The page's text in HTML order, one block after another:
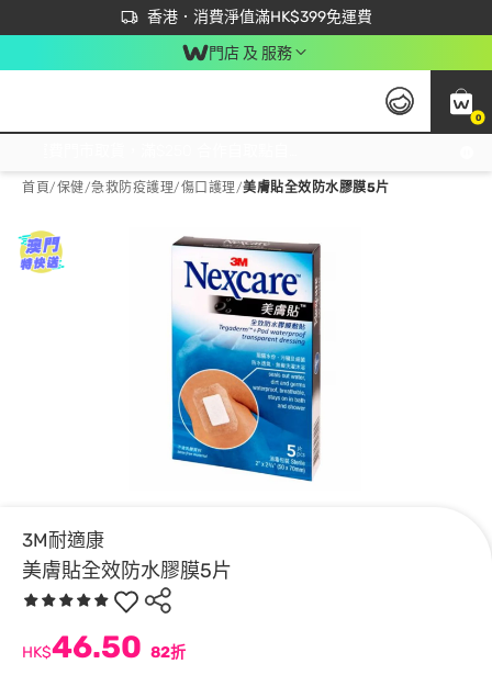
香港．消費淨值滿HK$399免運費
立即成為易賞錢會員盡享獨家優惠
首次APP下單買滿$450 輸入 NEWAPP 即減$50
門店 及 服務
0
首頁/保健/急救防疫護理/傷口護理/美膚貼全效防水膠膜5片
3M耐適康
美膚貼全效防水膠膜5片
HK$46.50 82折